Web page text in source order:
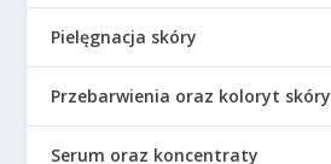
Pielęgnacja skóry
Przebarwienia oraz koloryt skóry
Serum oraz koncentraty